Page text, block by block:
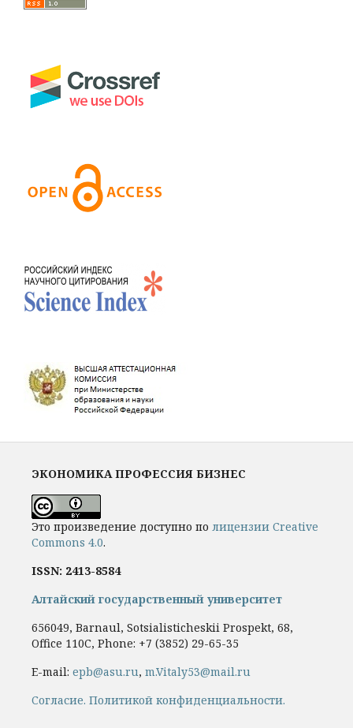
ЭКОНОМИКА ПРОФЕССИЯ БИЗНЕС
Это произведение доступно по лицензии Creative
Commons 4.0.
ISSN: 2413-8584
Алтайский государственный университет
656049, Barnaul, Sotsialisticheskii Prospekt, 68,
Office 110C, Phone: +7 (3852) 29-65-35
E-mail: epb@asu.ru, m.Vitaly53@mail.ru
Cогласие. Политикой конфиденциальности.